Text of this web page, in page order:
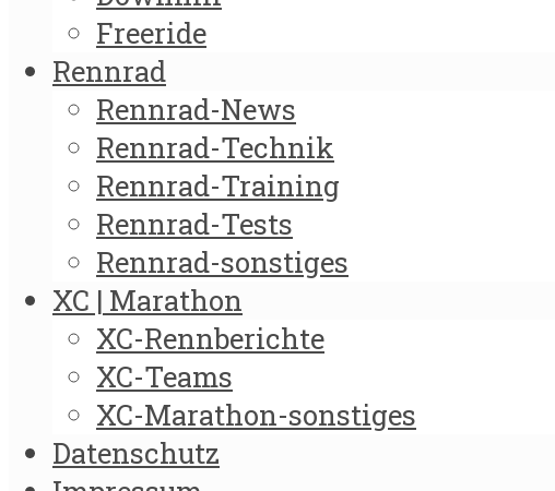
Freeride
Rennrad
Rennrad-News
Rennrad-Technik
Rennrad-Training
Rennrad-Tests
Rennrad-sonstiges
XC | Marathon
XC-Rennberichte
XC-Teams
XC-Marathon-sonstiges
Datenschutz